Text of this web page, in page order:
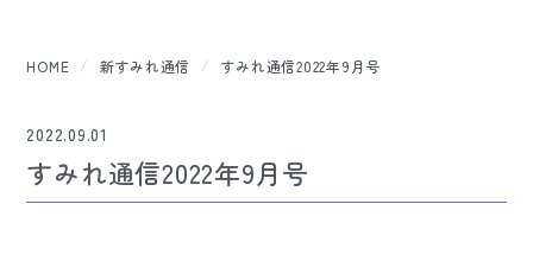
HOME 新すみれ通信 すみれ通信2022年9月号
2022.09.01
すみれ通信2022年9月号